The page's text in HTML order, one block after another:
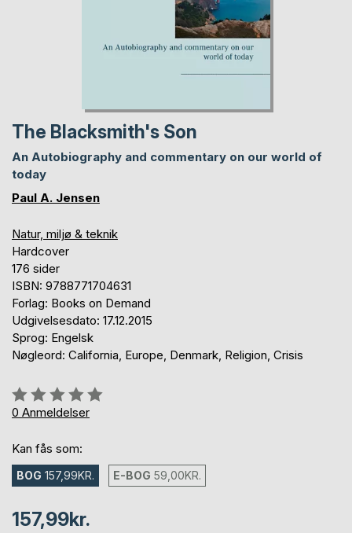
The Blacksmith's Son
An Autobiography and commentary on our world of
today
Paul A. Jensen
Natur, miljø & teknik
Hardcover
176 sider
ISBN: 9788771704631
Forlag: Books on Demand
Udgivelsesdato: 17.12.2015
Sprog: Engelsk
Nøgleord: California, Europe, Denmark, Religion, Crisis
Anmeldelse::
0%
0 Anmeldelser
Kan fås som:
BOG 157,99KR. E-BOG 59,00KR.
157,99kr.